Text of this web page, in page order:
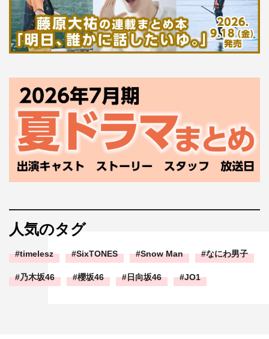
人気のタグ
timelesz SixTONES Snow Man なにわ男子
乃木坂46 櫻坂46 日向坂46 JO1